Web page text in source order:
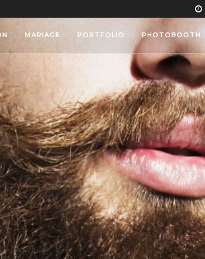
MARIAGE PORTFOLIO PHOTOBOOTH